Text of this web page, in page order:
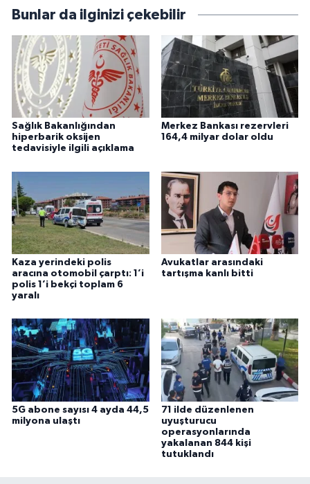
Bunlar da ilginizi çekebilir
Sağlık Bakanlığından
hiperbarik oksijen
tedavisiyle ilgili açıklama
Merkez Bankası rezervleri
164,4 milyar dolar oldu
Kaza yerindeki polis
aracına otomobil çarptı: 1’i
polis 1’i bekçi toplam 6
yaralı
Avukatlar arasındaki
tartışma kanlı bitti
5G abone sayısı 4 ayda 44,5
milyona ulaştı
71 ilde düzenlenen
uyuşturucu
operasyonlarında
yakalanan 844 kişi
tutuklandı